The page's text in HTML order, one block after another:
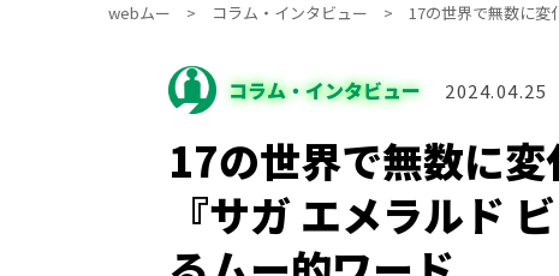
webムー コラム・インタビュー 17の世界で無数に変
コラム・インタビュー 2024.04.25
17の世界で無数に変
『サガ エメラルド